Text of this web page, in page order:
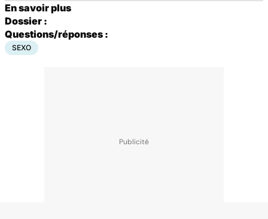
En savoir plus
Dossier :
Questions/réponses :
SEXO